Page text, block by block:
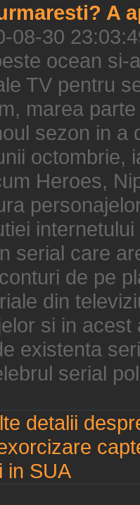
A
08-30
ocean si-
TV pentru
marea
sezon in a
octombrie,
Heroes,
serial care
de pe
din
si in
existenta
serial